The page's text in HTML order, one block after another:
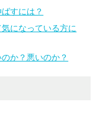
すには？
になっている方に
か？悪いのか？